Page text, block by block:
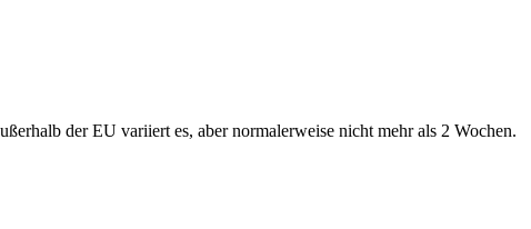
der EU variiert es, aber normalerweise nicht mehr als 2 Wochen.